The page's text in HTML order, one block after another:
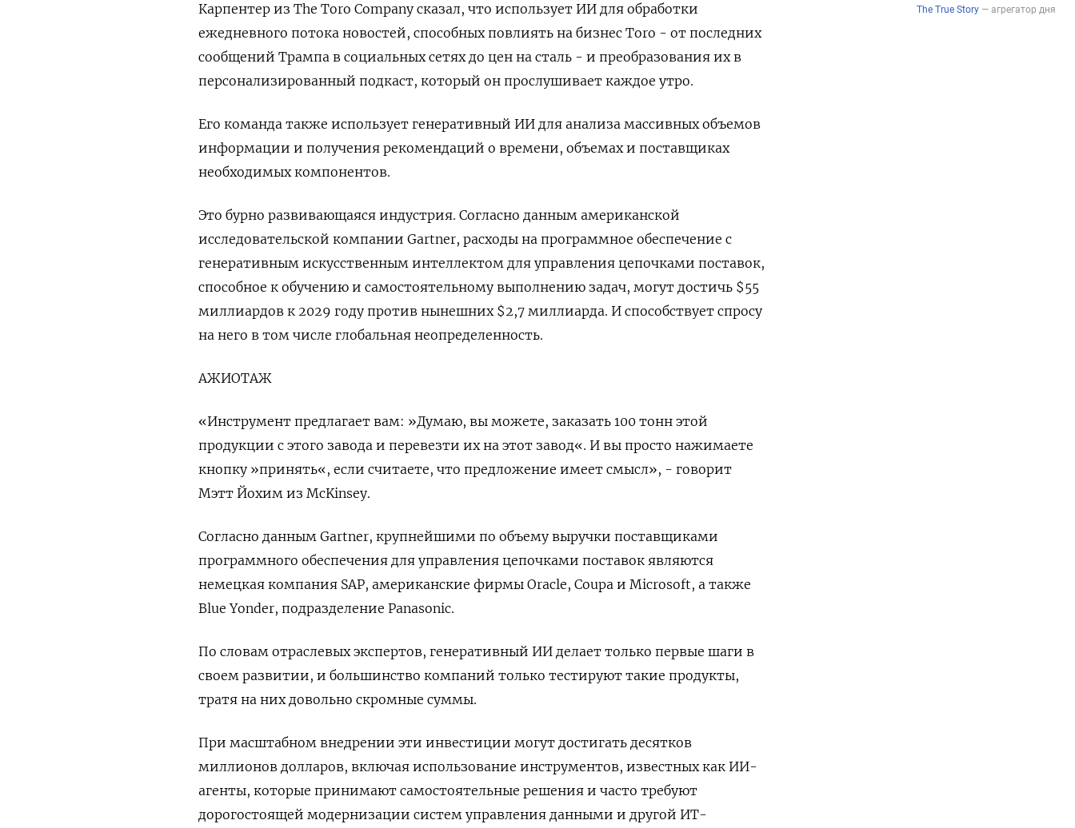
Карпентер из The Toro Company сказал, что использует ИИ для обработки
ежедневного потока новостей, способных повлиять на бизнес Toro - от последних
сообщений Трампа в социальных сетях до цен на сталь - и преобразования их в
персонализированный подкаст, который он прослушивает каждое утро.
Его команда также использует генеративный ИИ для анализа массивных объемов
информации и получения рекомендаций о времени, объемах и поставщиках
необходимых компонентов.
Это бурно развивающаяся индустрия. Согласно данным американской
исследовательской компании Gartner, расходы на программное обеспечение с
генеративным искусственным интеллектом для управления цепочками поставок,
способное к обучению и самостоятельному выполнению задач, могут достичь $55
миллиардов к 2029 году против нынешних $2,7 миллиарда. И способствует спросу
на него в том числе глобальная неопределенность.
АЖИОТАЖ
«Инструмент предлагает вам: »Думаю, вы можете, заказать 100 тонн этой
продукции с этого завода и перевезти их на этот завод«. И вы просто нажимаете
кнопку »принять«, если считаете, что предложение имеет смысл», - говорит
Мэтт Йохим из McKinsey.
Согласно данным Gartner, крупнейшими по объему выручки поставщиками
программного обеспечения для управления цепочками поставок являются
немецкая компания SAP, американские фирмы Oracle, Coupa и Microsoft, а также
Blue Yonder, подразделение Panasonic.
По словам отраслевых экспертов, генеративный ИИ делает только первые шаги в
своем развитии, и большинство компаний только тестируют такие продукты,
тратя на них довольно скромные суммы.
При масштабном внедрении эти инвестиции могут достигать десятков
миллионов долларов, включая использование инструментов, известных как ИИ-
агенты, которые принимают самостоятельные решения и часто требуют
дорогостоящей модернизации систем управления данными и другой ИТ-